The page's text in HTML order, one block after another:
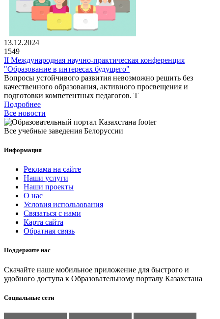
13.12.2024
1549
II Международная научно-практическая конференция
"Образование в интересах будущего"
Вопросы устойчивого развития невозможно решить без
качественного образования, активного просвещения и
подготовки компетентных педагогов. Т
Подробнее
Все новости
Все учебные заведения Белоруссии
Информация
Реклама на сайте
Наши услуги
Наши проекты
О нас
Условия использования
Связаться с нами
Карта сайта
Обратная связь
Поддержите нас
Скачайте наше мобильное приложение для быстрого и
удобного доступа к Образовательному порталу Казахстана
Социальные сети